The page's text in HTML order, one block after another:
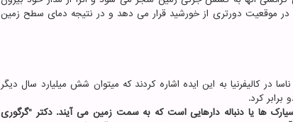
در موقعیت دورتری از خورشید قرار می دهد و در نتیجه دمای سطح زمین
ناسا در کالیفرنیا به این ایده اشاره کردند که میتوان شش میلیارد سال دیگر
برابر کرد.
ها یا دنباله دارهایی است که به سمت زمین می آیند. دکتر "گرگوری